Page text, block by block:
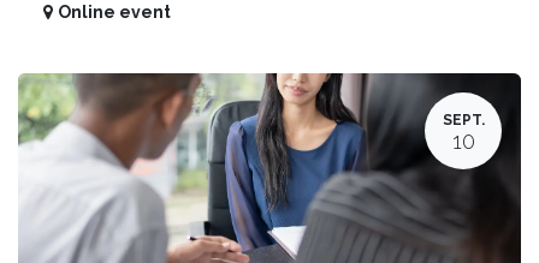
Online event
SEPT.
10